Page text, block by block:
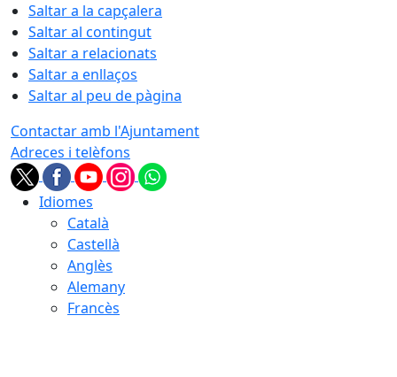
Saltar a la capçalera
Saltar al contingut
Saltar a relacionats
Saltar a enllaços
Saltar al peu de pàgina
Contactar amb l'Ajuntament
Adreces i telèfons
Idiomes
Català
Castellà
Anglès
Alemany
Francès